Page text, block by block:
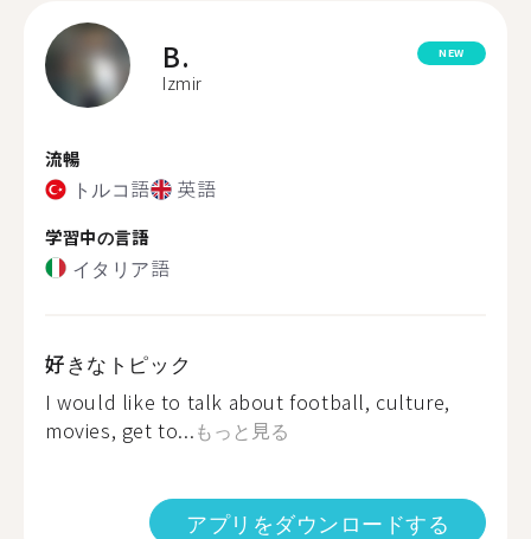
B.
Izmir
NEW
流暢
トルコ語 英語
学習中の言語
イタリア語
好きなトピック
I would like to talk about football, culture,
movies, get to...もっと見る
アプリをダウンロードする